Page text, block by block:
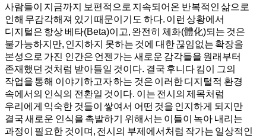
사람들이 지금까지 보편적으로 지속되어온 반복적인 삶으로
인해 무감각해져 있기 때문이기도 하다. 이런 상황에서
디지털은 항상 베타(Beta)이고, 완전히 체화(體化)되는 것은
불가능하지만, 인지하지 못하는 것에 대한 끊임없는 확장을
본성으로 가진 인간은 언젠가는 새로운 감각들을 원래부터
존재했던 것처럼 받아들일 것이다. 결국 후니다 킴이 그의
작업을 통해 이야기하고자 하는 것은 이러한 디지털적 환경
속에서의 인식의 전환일 것이다. 이는 전시의 제목처럼
우리에게 익숙한 것들이 쌓여서 어떤 것을 인지하게 되지만
결국 새로운 인식을 촉발하기 위해서는 이들이 녹아 내리는
과정이 필요한 것이며, 전시의 부제에서처럼 작가는 일상적인